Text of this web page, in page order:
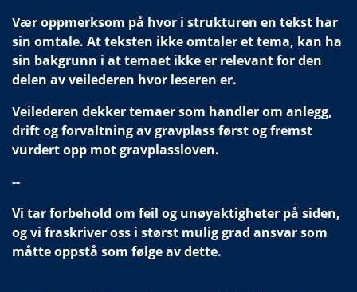
Vær oppmerksom på hvor i strukturen en tekst har
sin omtale. At teksten ikke omtaler et tema, kan ha
sin bakgrunn i at temaet ikke er relevant for den
delen av veilederen hvor leseren er.
Veilederen dekker temaer som handler om anlegg,
drift og forvaltning av gravplass først og fremst
vurdert opp mot gravplassloven.
--
Vi tar forbehold om feil og unøyaktigheter på siden,
og vi fraskriver oss i størst mulig grad ansvar som
måtte oppstå som følge av dette.